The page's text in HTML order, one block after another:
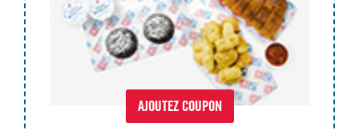
AJOUTEZ COUPON